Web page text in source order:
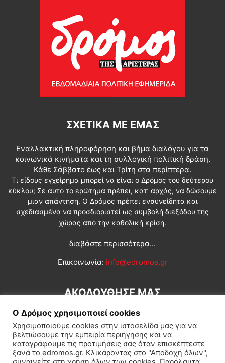
ΣΧΕΤΙΚΆ ΜΕ ΕΜΆΣ
Εναλλακτική πληροφόρηση και βήμα διαλόγου για τα
κοινωνικά κινήματα και τη συλλογική πολιτική δράση.
Κάθε Σάββατο έως και Τρίτη στα περίπτερα.
Τι είδους εγχείρημα μπορεί να είναι ο Δρόμος του δεύτερου
κύκλου; Σε αυτό το ερώτημα πρέπει, κατ’ αρχάς, να δώσουμε
μιαν απάντηση. Ο Δρόμος πρέπει ενσυνείδητα και
σχεδιασμένα να προσδιοριστεί ως συμβολή διεξόδου της
χώρας από την καθολική κρίση.
διαβάστε περισσότερα...
Επικοινωνία: info@edromos.gr
ΑΚΟΛΟΥΘΗΣΕ ΜΑΣ
Ο Δρόμος χρησιμοποιεί cookies
Χρησιμοποιούμε cookies στην ιστοσελίδα μας για να
βελτιώσουμε την εμπειρία περιήγησης και να
καταγράφουμε τις προτιμήσεις σας όταν επισκέπτεστε
ξανά το edromos.gr. Κλικάροντας στο "Αποδοχή όλων",